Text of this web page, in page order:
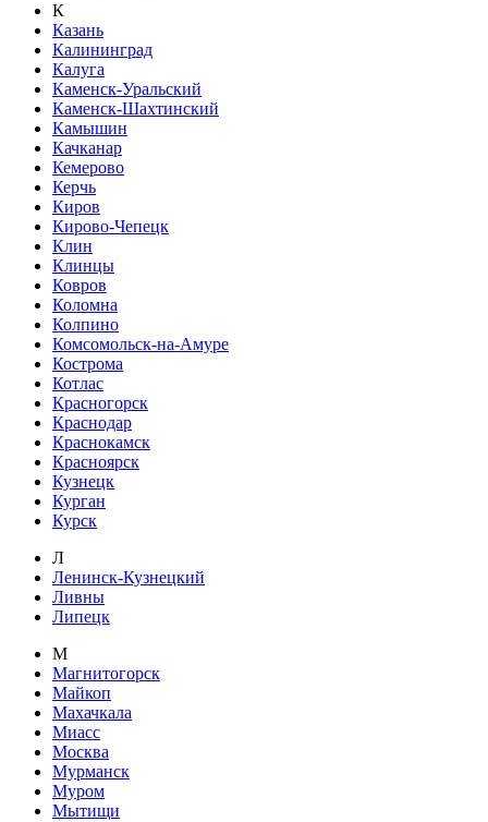
К
Казань
Калининград
Калуга
Каменск-Уральский
Каменск-Шахтинский
Камышин
Качканар
Кемерово
Керчь
Киров
Кирово-Чепецк
Клин
Клинцы
Ковров
Коломна
Колпино
Комсомольск-на-Амуре
Кострома
Котлас
Красногорск
Краснодар
Краснокамск
Красноярск
Кузнецк
Курган
Курск
Л
Ленинск-Кузнецкий
Ливны
Липецк
М
Магнитогорск
Майкоп
Махачкала
Миасс
Москва
Мурманск
Муром
Мытищи